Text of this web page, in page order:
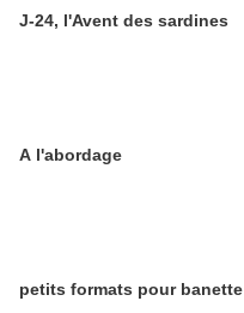
J-24, l'Avent des sardines
A l'abordage
petits formats pour banette